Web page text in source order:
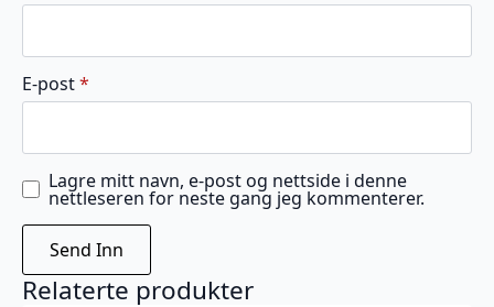
E-post*
Lagre mitt navn, e-post og nettside i denne
nettleseren for neste gang jeg kommenterer.
Relaterte produkter